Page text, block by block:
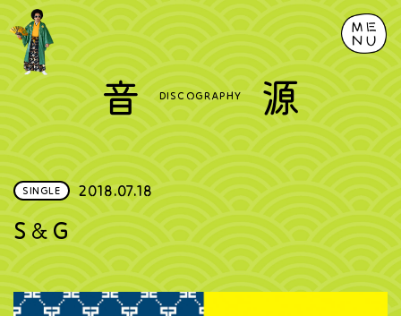
DISCOGRAPHY
音 源
SINGLE 2018.07.18
S＆G